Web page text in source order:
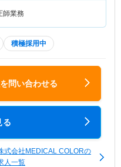
師業務
積極採用中
問い合わせる
る
式会社MEDICAL COLORの
人一覧